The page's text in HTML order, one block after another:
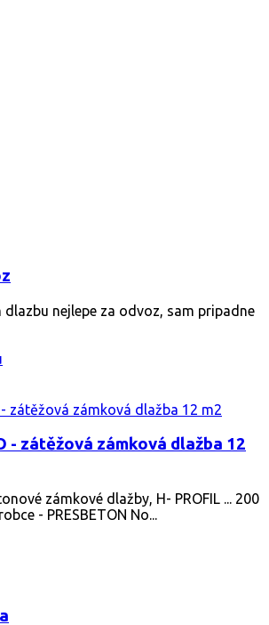
dlazbu nejlepe za odvoz, sam pripadne
- zátěžová zámková dlažba 12
zámkové dlažby, H- PROFIL ... 200
- PRESBETON No...